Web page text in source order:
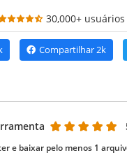
30,000+ usuários
Compartilhar2k
e baixar pelo menos 1